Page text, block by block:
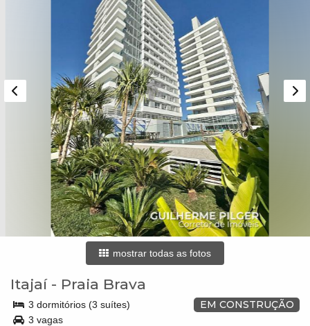
mostrar todas as fotos
Itajaí- Praia Brava
EM CONSTRUÇÃO
3 dormitórios (3 suítes)
3 vagas